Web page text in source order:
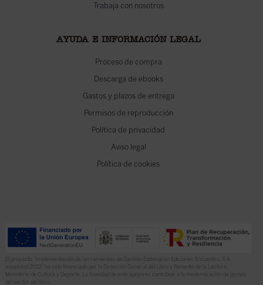
Trabaja con nosotros
AYUDA E INFORMACIÓN LEGAL
Proceso de compra
Descarga de ebooks
Gastos y plazos de entrega
Permisos de reproducción
Política de privacidad
Aviso legal
Política de cookies
El proyecto “Implementación de herramientas de Gestión Editorial en Ediciones Encuentro, S.A.
anualidad 2022” ha sido financiado por la Dirección General del Libro y Fomento de la Lectura,
Ministerio de Cultura y Deporte. La finalidad de este apoyo es contribuir a la modernización de pymes
del sector del libro.